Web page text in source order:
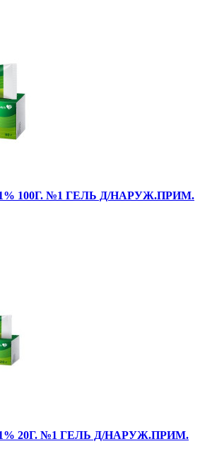
100Г. №1 ГЕЛЬ Д/НАРУЖ.ПРИМ.
20Г. №1 ГЕЛЬ Д/НАРУЖ.ПРИМ.